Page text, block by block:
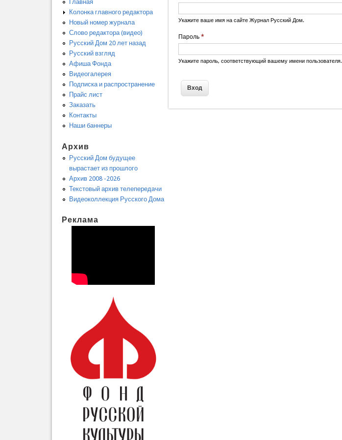
Укажите ваше имя на сайте Журнал Русский Дом.
Пароль*
Укажите пароль, соответствующий вашему имени пользователя.
Главная
Колонка главного редактора
Новый номер журнала
Слово редактора (видео)
Русский Дом 20 лет назад
Русский взгляд
Афиша Фонда
Видеогалерея
Подписка и распространение
Прайс лист
Заказать
Контакты
Наши баннеры
Архив
Русский Дом будущее
вырастает из прошлого
Архив 2008 -2026
Текстовый архив телепередачи
Видеоколлекция Русского Дома
Реклама